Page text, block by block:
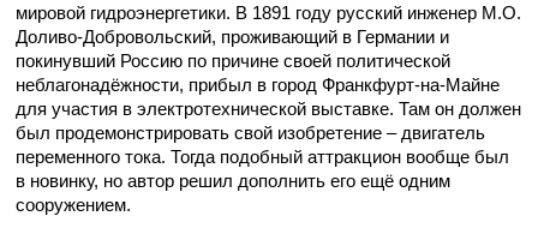
мировой гидроэнергетики. В 1891 году русский инженер М.О.
Доливо-Добровольский, проживающий в Германии и
покинувший Россию по причине своей политической
неблагонадёжности, прибыл в город Франкфурт-на-Майне
для участия в электротехнической выставке. Там он должен
был продемонстрировать свой изобретение – двигатель
переменного тока. Тогда подобный аттракцион вообще был
в новинку, но автор решил дополнить его ещё одним
сооружением.